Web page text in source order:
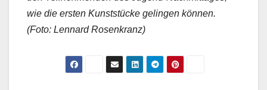
wie die ersten Kunststücke gelingen können.
(Foto: Lennard Rosenkranz)